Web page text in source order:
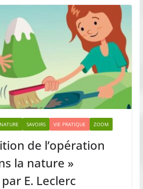
SAVOIRS VIE PRATIQUE ZOOM
de l’opération
la nature »
E. Leclerc